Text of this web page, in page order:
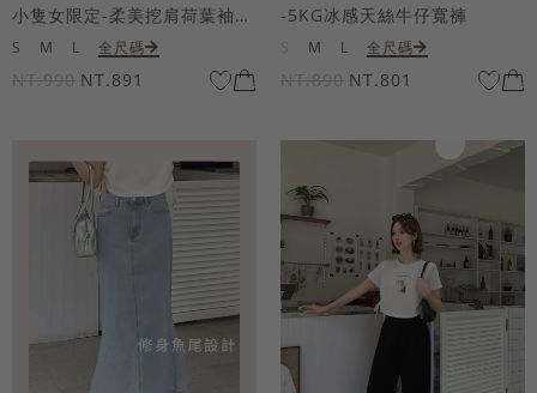
小隻女限定-柔美挖肩荷葉袖魚尾長洋裝
S M L 全尺碼
NT.990 NT.891
-5KG冰感天絲牛仔寬褲
M L 全尺碼
NT.890 NT.801